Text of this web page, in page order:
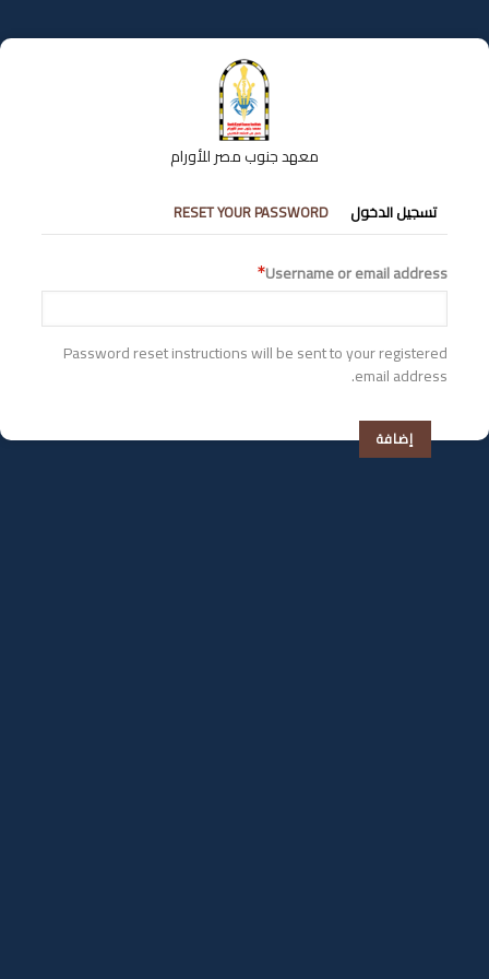
إلى
المحتوى
معهد جنوب مصر للأورام
التبويبات
الأساسية
تسجيل الدخول RESET YOUR PASSWORD
Username or email address
Password reset instructions will be sent to your registered
email address.